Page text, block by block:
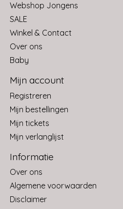
Webshop Jongens
SALE
Winkel & Contact
Over ons
Baby
Mijn account
Registreren
Mijn bestellingen
Mijn tickets
Mijn verlanglijst
Informatie
Over ons
Algemene voorwaarden
Disclaimer